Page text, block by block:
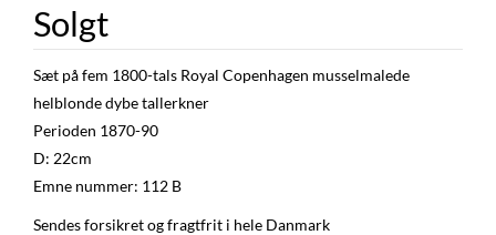
Solgt
Sæt på fem 1800-tals Royal Copenhagen musselmalede
helblonde dybe tallerkner
Perioden 1870-90
D: 22cm
Emne nummer: 112 B
Sendes forsikret og fragtfrit i hele Danmark